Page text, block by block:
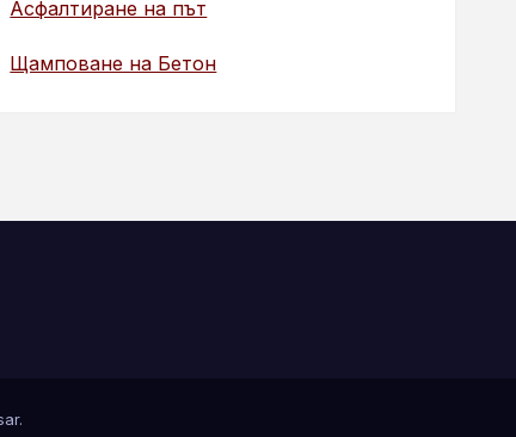
Асфалтиране на път
Щамповане на Бетон
.